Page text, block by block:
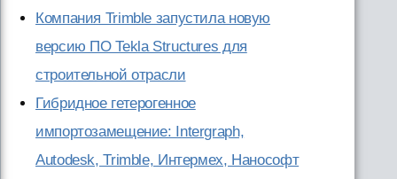
Компания Trimble запустила новую
версию ПО Tekla Structures для
строительной отрасли
Гибридное гетерогенное
импортозамещение: Intergraph,
Autodesk, Trimble, Интермех, Нанософт